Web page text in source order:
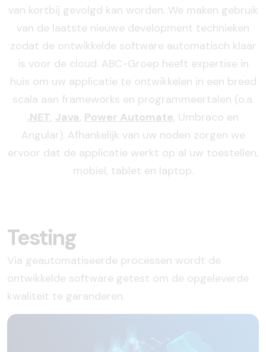
van kortbij gevolgd kan worden. We maken gebruik
van de laatste nieuwe development technieken
zodat de ontwikkelde software automatisch klaar
is voor de cloud. ABC-Groep heeft expertise in
huis om uw applicatie te ontwikkelen in een breed
scala aan frameworks en programmeertalen (o.a.
.NET, Java, Power Automate, Umbraco en
Angular). Afhankelijk van uw noden zorgen we
ervoor dat de applicatie werkt op al uw toestellen,
mobiel, tablet en laptop.
Testing
Via geautomatiseerde processen wordt de
ontwikkelde software getest om de opgeleverde
kwaliteit te garanderen.